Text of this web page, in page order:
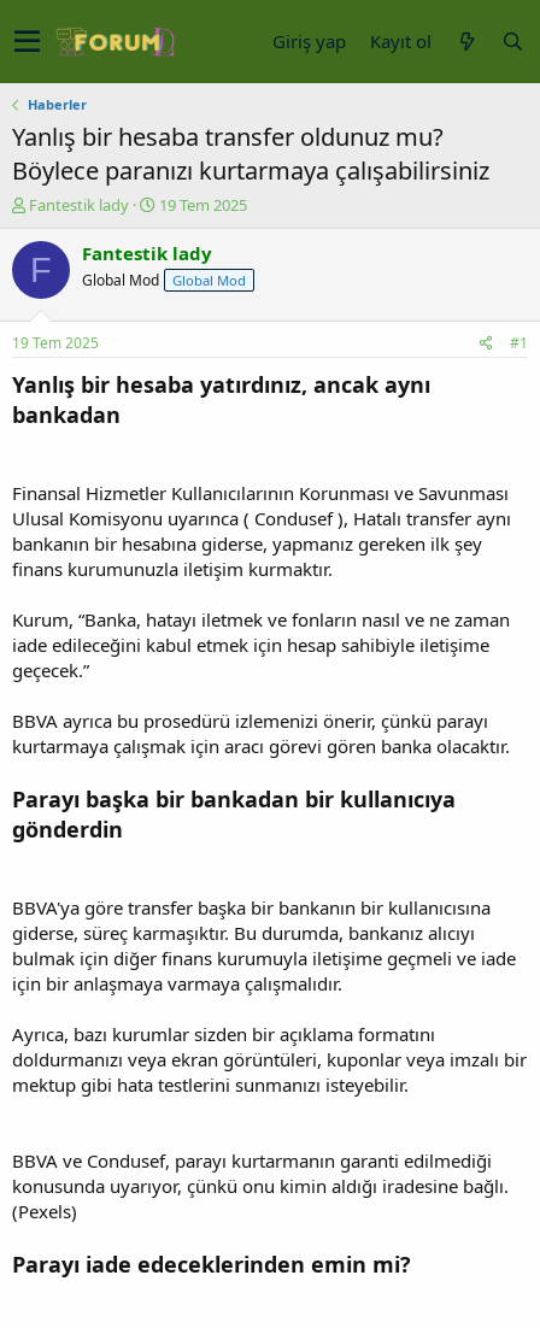
Giriş yap Kayıt ol
Haberler
Yanlış bir hesaba transfer oldunuz mu?
Böylece paranızı kurtarmaya çalışabilirsiniz
K
n
u
y
b
a
ş
l
a
n
Fantestik lady
B
ş
l
a
ç
t
h
i
19 Tem 2025
F Fantestik lady
Global Mod Global Mod
19 Tem 2025 #1
Yanlış bir hesaba yatırdınız, ancak aynı
bankadan
Finansal Hizmetler Kullanıcılarının Korunması ve Savunması
Ulusal Komisyonu uyarınca ( Condusef ), Hatalı transfer aynı
bankanın bir hesabına giderse, yapmanız gereken ilk şey
finans kurumunuzla iletişim kurmaktır.
Kurum, “Banka, hatayı iletmek ve fonların nasıl ve ne zaman
iade edileceğini kabul etmek için hesap sahibiyle iletişime
geçecek.”
BBVA ayrıca bu prosedürü izlemenizi önerir, çünkü parayı
kurtarmaya çalışmak için aracı görevi gören banka olacaktır.
Parayı başka bir bankadan bir kullanıcıya
gönderdin
BBVA'ya göre transfer başka bir bankanın bir kullanıcısına
giderse, süreç karmaşıktır. Bu durumda, bankanız alıcıyı
bulmak için diğer finans kurumuyla iletişime geçmeli ve iade
için bir anlaşmaya varmaya çalışmalıdır.
Ayrıca, bazı kurumlar sizden bir açıklama formatını
doldurmanızı veya ekran görüntüleri, kuponlar veya imzalı bir
mektup gibi hata testlerini sunmanızı isteyebilir.
BBVA ve Condusef, parayı kurtarmanın garanti edilmediği
konusunda uyarıyor, çünkü onu kimin aldığı iradesine bağlı.
(Pexels)
Parayı iade edeceklerinden emin mi?